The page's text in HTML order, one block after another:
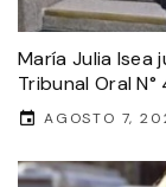
María Julia Isea
Tribunal Oral
AGOSTO 7,